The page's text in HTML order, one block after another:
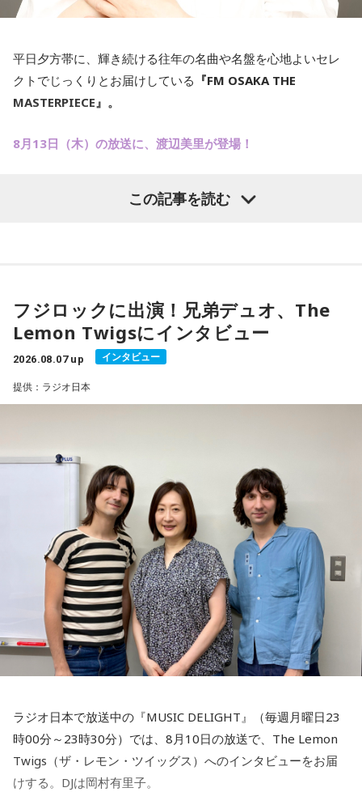
平日夕方帯に、輝き続ける往年の名曲や名盤を心地よいセレ
クトでじっくりとお届けしている 『FM OSAKA THE
MASTERPIECE』。
8月13日（木）の放送に、渡辺美里が登場！
渡辺美里の人生を彩ってきた「Masterpieceな楽曲」に加え
て、7年ぶり21枚目となるオリジナルアルバム「Birthday」
この記事を読む
フジロックに出演！兄弟デュオ、The
Lemon Twigsにインタビュー
2026.08.07 up インタビュー
提供：ラジオ日本
ラジオ日本で放送中の『MUSIC DELIGHT』（毎週月曜日23
時00分～23時30分）では、8月10日の放送で、The Lemon
Twigs（ザ・レモン・ツイッグス）へのインタビューをお届
けする。DJは岡村有里子。